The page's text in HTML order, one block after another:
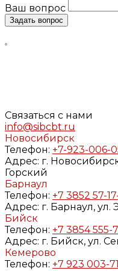
Ваш вопрос
Задать вопрос
Связаться с нами
info@sibcbt.ru
Новосибирск
Телефон: +7-923-006-
Адрес: г.
Горский
Барнаул
Телефон: +7 3852 57-
Адрес: г. Барнаул,
Бийск
Телефон: +7 3854 555-
Адрес: г. Бийск, ул.
Кемерово
Телефон: +7 923 003-